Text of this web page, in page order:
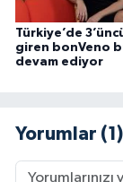
Türkiye’de
giren bonVeno
devam ediyor
Yorumlar (1)